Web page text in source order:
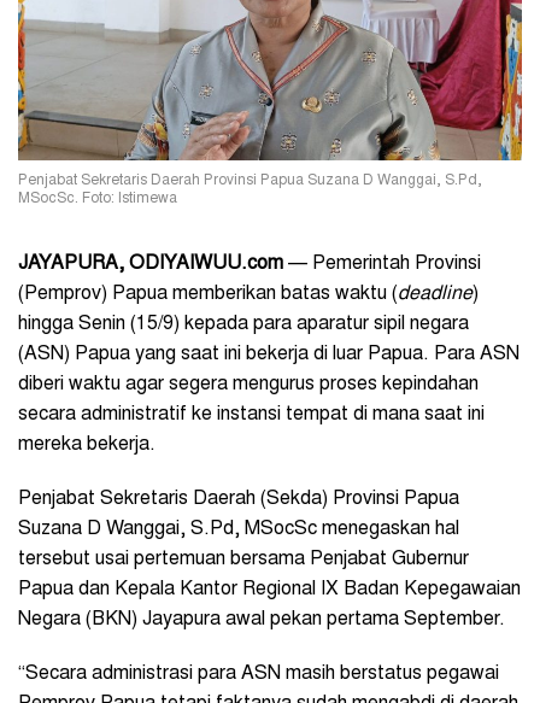
Penjabat Sekretaris Daerah Provinsi Papua Suzana D Wanggai, S.Pd,
MSocSc. Foto: Istimewa
JAYAPURA, ODIYAIWUU.com — Pemerintah Provinsi
(Pemprov) Papua memberikan batas waktu (deadline)
hingga Senin (15/9) kepada para aparatur sipil negara
(ASN) Papua yang saat ini bekerja di luar Papua. Para ASN
diberi waktu agar segera mengurus proses kepindahan
secara administratif ke instansi tempat di mana saat ini
mereka bekerja.
Penjabat Sekretaris Daerah (Sekda) Provinsi Papua
Suzana D Wanggai, S.Pd, MSocSc menegaskan hal
tersebut usai pertemuan bersama Penjabat Gubernur
Papua dan Kepala Kantor Regional IX Badan Kepegawaian
Negara (BKN) Jayapura awal pekan pertama September.
“Secara administrasi para ASN masih berstatus pegawai